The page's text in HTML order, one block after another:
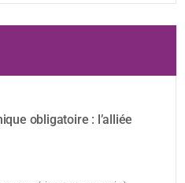
obligatoire : l’alliée